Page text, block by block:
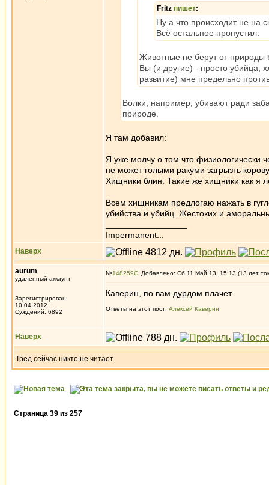
Fritz пишет:
Ну а что происходит не на
Всё остальное пропустил.
Животные не берут от
Вы (и другие) - просто убийца,
развитие) мне предельно
Волки, например, убивают ради
природе.
Я там добавил:
Я уже молчу о том что физиологически
не может голыми ракуми загрызть
Хищники блин. Такие же хищники как я
Всем хищникам предлогаю нажать в
убийства и убийц. Жестоких и
Impermanent...
Наверх
aurum
удаленный аккаунт
Зарегистрирован:
10.04.2012
Суждений: 6892
№148259 Добавлено: Сб 11 Май 13, 15:13 (13 лет
Каверин, по вам дурдом плачет.
Ответы на этот пост: Алексей Каверин
Наверх
Тред сейчас никто не читает.
Страница 39 из 257